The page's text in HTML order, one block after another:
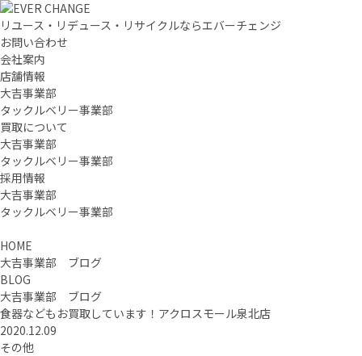
リユース・リデュース・リサイクルならエバーチェンジ
お問い合わせ
会社案内
店舗情報
大吉事業部
タックルベリー事業部
買取について
大吉事業部
タックルベリー事業部
採用情報
大吉事業部
タックルベリー事業部
HOME
大吉事業部 ブログ
BLOG
大吉事業部 ブログ
食器などもお買取しています！アクロスモール泉北店
2020.12.09
その他